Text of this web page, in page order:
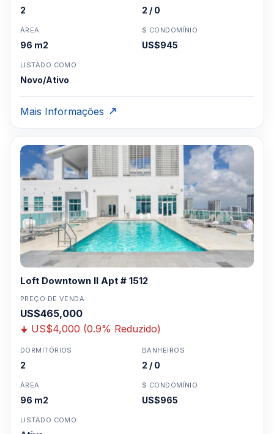
2 2 / 0
ÁREA
96 m2
$ CONDOMÍNIO
US$945
LISTADO COMO
Novo/Ativo
Mais Informações
Loft Downtown II Apt # 1512
PREÇO DE VENDA
US$465,000
US$4,000 (0.9% Reduzido)
DORMITÓRIOS
2
BANHEIROS
2 / 0
ÁREA
96 m2
$ CONDOMÍNIO
US$965
LISTADO COMO